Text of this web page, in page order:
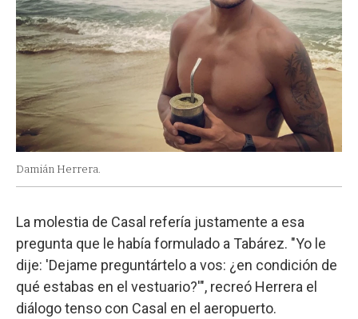
Damián Herrera.
La molestia de Casal refería justamente a esa
pregunta que le había formulado a Tabárez. "Yo le
dije: 'Dejame preguntártelo a vos: ¿en condición de
qué estabas en el vestuario?'", recreó Herrera el
diálogo tenso con Casal en el aeropuerto.